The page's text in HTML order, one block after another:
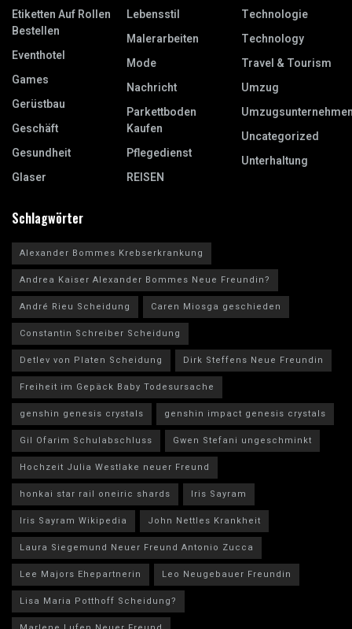
Etiketten Auf Rollen
Bestellen
Eventhotel
Games
Gerüstbau
Geschäft
Gesundheit
Glaser
Lebensstil
Malerarbeiten
Mode
Nachricht
Parkettboden
Kaufen
Pflegedienst
REISEN
Technologie
Technology
Travel & Tourism
Umzug
Uncategorized
Unterhaltung
Schlagwörter
Alexander Bommes Krebserkrankung
Andrea Kaiser Alexander Bommes Neue Freundin?
André Rieu Scheidung
Caren Miosga geschieden
Constantin Schreiber Scheidung
Detlev von Platen Scheidung
Dirk Steffens Neue Freundin
Freiheit im Gepäck Baby Todesursache
genshin genesis crystals
genshin impact genesis crystals
Gil Ofarim Schulabschluss
Gwen Stefani ungeschminkt
Hochzeit Julia Westlake neuer Freund
honkai star rail oneiric shards
Iris Sayram
Iris Sayram Wikipedia
John Nettles Krankheit
Laura Siegemund Neuer Freund Antonio Zucca
Lee Majors Ehepartnerin
Leo Neugebauer Freundin
Lisa Maria Potthoff Scheidung?